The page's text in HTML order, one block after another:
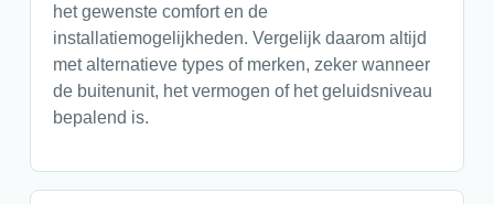
het gewenste comfort en de
installatiemogelijkheden. Vergelijk daarom altijd
met alternatieve types of merken, zeker wanneer
de buitenunit, het vermogen of het geluidsniveau
bepalend is.